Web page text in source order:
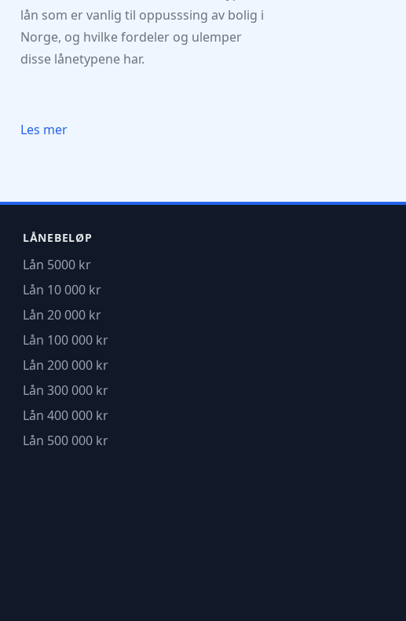
lån som er vanlig til oppusssing av bolig i
Norge, og hvilke fordeler og ulemper
disse lånetypene har.
Les mer
LÅNEBELØP
Lån 5000 kr
Lån 10 000 kr
Lån 20 000 kr
Lån 100 000 kr
Lån 200 000 kr
Lån 300 000 kr
Lån 400 000 kr
Lån 500 000 kr